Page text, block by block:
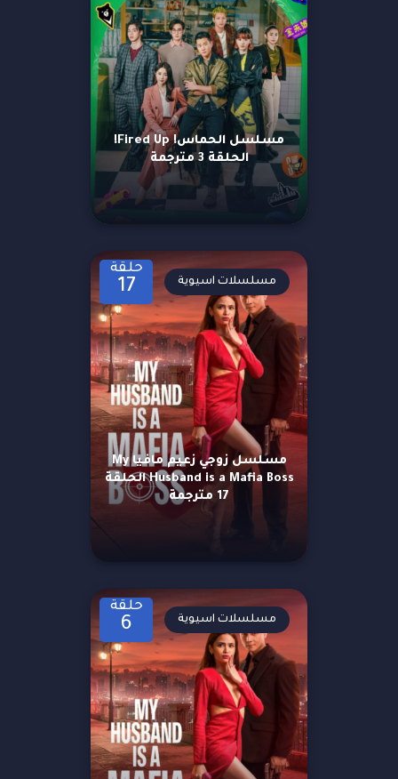
مسلسل الحماس! Fired Up!
الحلقة 3 مترجمة
حلقة
17
مسلسل زوجي زعيم مافيا My
Husband is a Mafia Boss الحلقة
17 مترجمة
مسلسلات اسيوية
حلقة
6 مسلسلات اسيوية